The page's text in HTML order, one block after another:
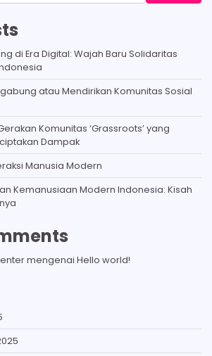
di Era Digital: Wajah Baru Solidaritas
atau Mendirikan Komunitas Sosial
Komunitas ‘Grassroots’ yang
Dampak
Manusia Modern
Kemanusiaan Modern Indonesia: Kisah
mengenai Hello world!